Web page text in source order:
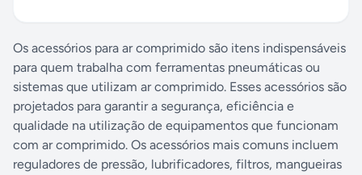
Os acessórios para ar comprimido são itens indispensáveis
para quem trabalha com ferramentas pneumáticas ou
sistemas que utilizam ar comprimido. Esses acessórios são
projetados para garantir a segurança, eficiência e
qualidade na utilização de equipamentos que funcionam
com ar comprimido. Os acessórios mais comuns incluem
reguladores de pressão, lubrificadores, filtros, mangueiras